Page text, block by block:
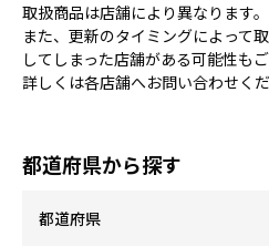
取扱商品は店舗により異なります。
また、更新のタイミングによって
してしまった店舗がある可能性もご
詳しくは各店舗へお問い合わせくだ
都道府県から探す